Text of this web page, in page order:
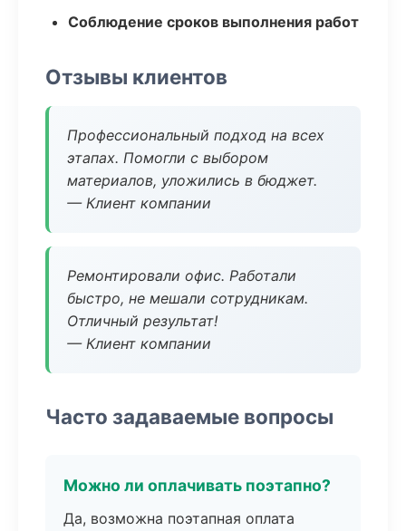
Соблюдение сроков выполнения работ
Отзывы клиентов
Профессиональный подход на всех
этапах. Помогли с выбором
материалов, уложились в бюджет.
— Клиент компании
Ремонтировали офис. Работали
быстро, не мешали сотрудникам.
Отличный результат!
— Клиент компании
Часто задаваемые вопросы
Можно ли оплачивать поэтапно?
Да, возможна поэтапная оплата